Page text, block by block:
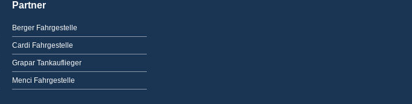
Partner
Berger Fahrgestelle
Cardi Fahrgestelle
Grapar Tankauflieger
Menci Fahrgestelle